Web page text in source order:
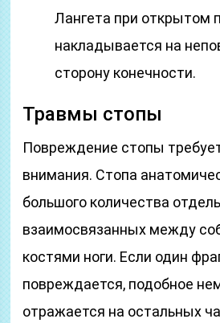
Лангета при открытом
накладывается на
сторону конечности.
Травмы стопы
Повреждение стопы
внимания. Стопа
большого количества
взаимосвязанных между
костями ноги. Если один
повреждается, подобное
отражается на остальных